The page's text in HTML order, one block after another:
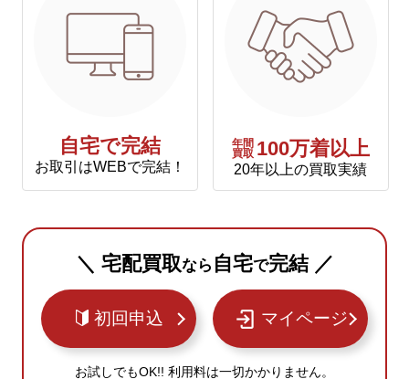
自宅で完結
お取引はWEBで完結！
年間
買取 100万着以上
20年以上の買取実績
＼ 宅配買取なら 自宅で完結 ／
初回申込 マイページ
お試しでもOK!! 利用料は一切かかりません。